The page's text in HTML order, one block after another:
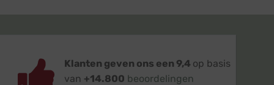
Klanten geven ons een 9,4 op basis
van +14.800 beoordelingen